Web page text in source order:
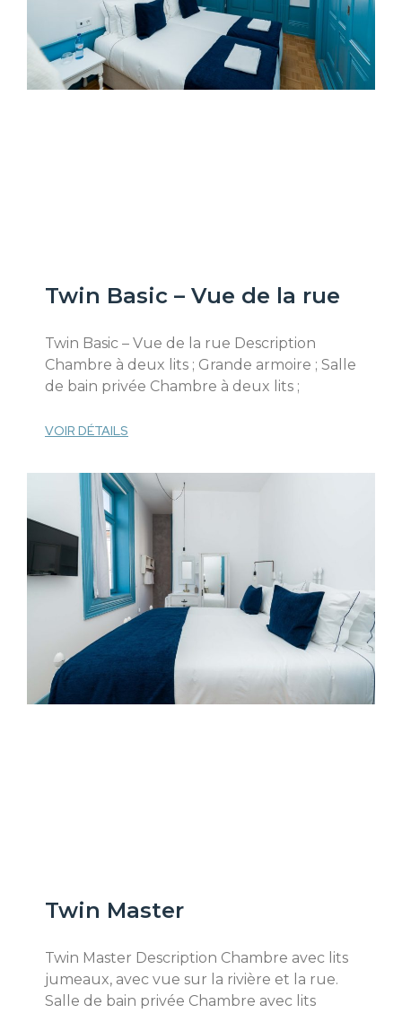
Twin Basic – Vue de la rue
Twin Basic – Vue de la rue Description
Chambre à deux lits ; Grande armoire ; Salle
de bain privée Chambre à deux lits ;
VOIR DÉTAILS
Twin Master
Twin Master Description Chambre avec lits
jumeaux, avec vue sur la rivière et la rue.
Salle de bain privée Chambre avec lits